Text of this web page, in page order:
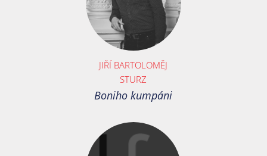
JIŘÍ BARTOLOMĚJ
STURZ
Boniho kumpáni